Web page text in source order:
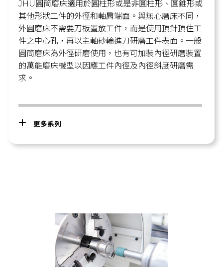
JHU圓筒磨床適用於圓柱形或是非圓柱形、圓錐形或
其他形狀工件的外徑和軸肩端面。與無心磨床不同，
外圓磨床不需要刀板置放工件，而是使用頂針頂住工
件之中心孔，再以主軸砂輪進刀研磨工件表面。一般
圓筒磨床為外徑研磨使用，也有可加裝內徑研磨裝置
的萬能磨床機型以因應工件內徑及內徑斜度研磨需
求。
更多系列